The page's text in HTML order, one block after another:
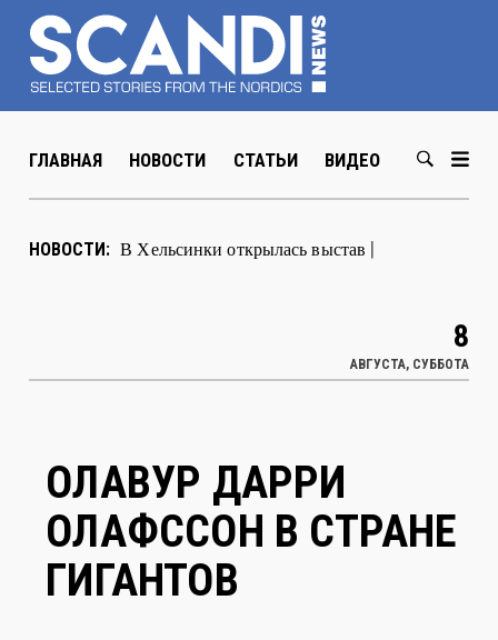
ГЛАВНАЯ НОВОСТИ СТАТЬИ ВИДЕО ABOUT US
НОВОСТИ: В Хельсинки открылась выставка
8
ОЛАВУР ДАРРИ
ОЛАФССОН В СТРАНЕ
ГИГАНТОВ